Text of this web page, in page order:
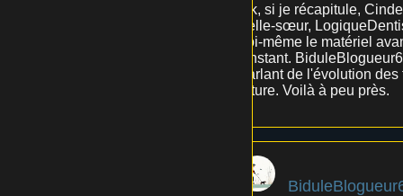
Ok, si je récapitule,
belle-sœur,
soi-même le matériel
l'instant.
parlant de l'évolution
future. Voilà à peu près.